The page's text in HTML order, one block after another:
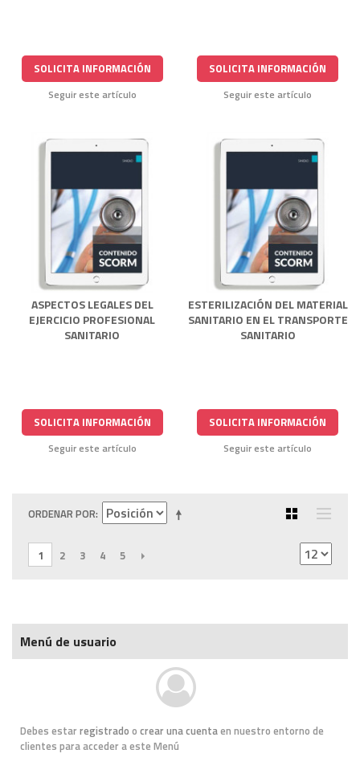
SOLICITA INFORMACIÓN
Seguir este artículo
SOLICITA INFORMACIÓN
Seguir este artículo
ASPECTOS LEGALES DEL
EJERCICIO PROFESIONAL
SANITARIO
SOLICITA INFORMACIÓN
Seguir este artículo
ESTERILIZACIÓN DEL MATERIAL
SANITARIO EN EL TRANSPORTE
SANITARIO
SOLICITA INFORMACIÓN
Seguir este artículo
ORDENAR POR
1 2 3 4 5 SIGUIENTE
Menú de usuario
Debes estar registrado o crear una cuentaen nuestro entorno de
clientes para acceder a este Menú